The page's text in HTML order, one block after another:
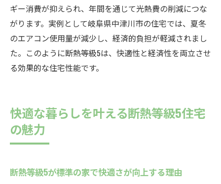
ギー消費が抑えられ、年間を通じて光熱費の削減につな
がります。実例として岐阜県中津川市の住宅では、夏冬
のエアコン使用量が減少し、経済的負担が軽減されまし
た。このように断熱等級5は、快適性と経済性を両立させ
る効果的な住宅性能です。
快適な暮らしを叶える断熱等級5住宅
の魅力
断熱等級5が標準の家で快適さが向上する理由